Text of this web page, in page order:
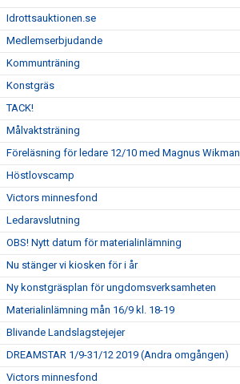
Idrottsauktionen.se
Medlemserbjudande
Kommunträning
Konstgräs
TACK!
Målvaktsträning
Föreläsning för ledare 12/10 med Magnus Wikman
Höstlovscamp
Victors minnesfond
Ledaravslutning
OBS! Nytt datum för materialinlämning
Nu stänger vi kiosken för i år
Ny konstgräsplan för ungdomsverksamheten
Materialinlämning mån 16/9 kl. 18-19
Blivande Landslagstejejer
DREAMSTAR 1/9-31/12 2019 (Andra omgången)
Victors minnesfond